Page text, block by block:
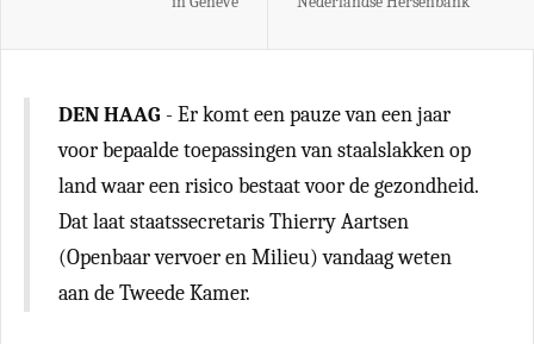
DEN HAAG - Er komt een pauze van een jaar
voor bepaalde toepassingen van staalslakken op
land waar een risico bestaat voor de gezondheid.
Dat laat staatssecretaris Thierry Aartsen
(Openbaar vervoer en Milieu) vandaag weten
aan de Tweede Kamer.